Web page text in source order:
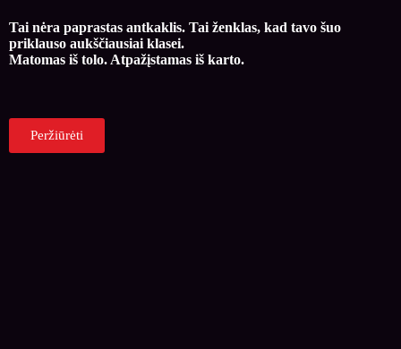
Tai nėra paprastas antkaklis. Tai ženklas, kad tavo šuo
priklauso aukščiausiai klasei.
Matomas iš tolo. Atpažįstamas iš karto.
Peržiūrėti